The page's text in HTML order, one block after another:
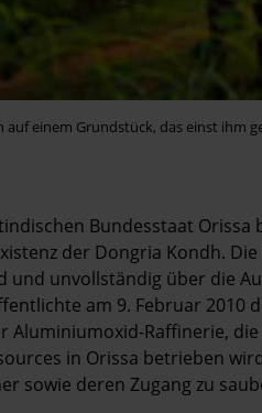
auf einem Grundstück, das einst ihm
Bundesstaat
der Dongria Kondh.
und unvollständig über die
am 9. Februar 2010
Aluminiumoxid-Raffinerie,
in Orissa betrieben
sowie deren Zugang zu